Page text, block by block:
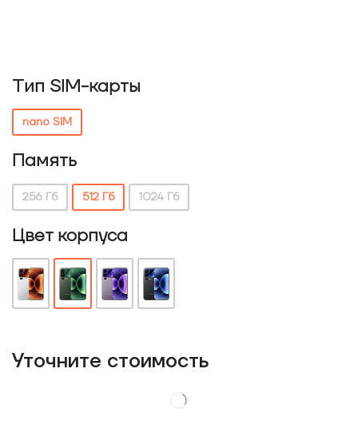
Тип SIM-карты
nano SIM
Память
256 Гб 512 Гб 1024 Гб
Цвет корпуса
Уточнитe стоимость